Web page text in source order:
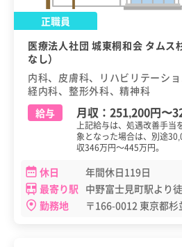
正職員
医療法人社団 城東桐和会 タムス
なし）
内科、皮膚科、リハビリテーシ
経内科、整形外科、精神科
給与
月収： 251,200円〜
上記給与は、処遇改善手
象となった場合は、別途
収346万円～445万円。
休日
年間休日119日
最寄り駅 中野富士見町駅より
勤務地
〒166-0012 東京都